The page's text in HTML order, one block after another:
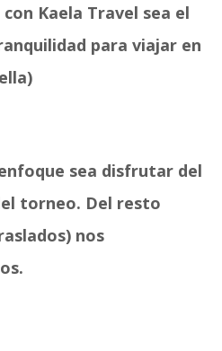
Kaela Travel sea el
para viajar en
sea disfrutar del
torneo. Del resto
nos